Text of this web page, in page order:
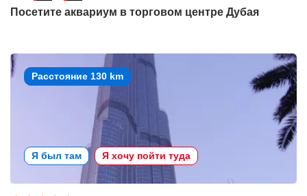
Посетите аквариум в торговом центре Дубая
Расстояние 130 km
Я был там Я хочу пойти туда